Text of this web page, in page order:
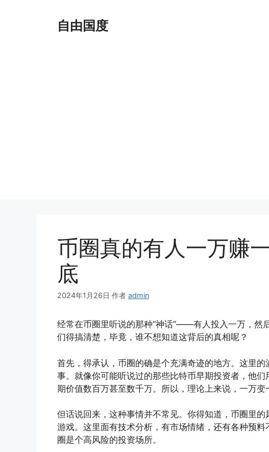
自由国度
币圈真的有人一万赚
底
2024年1月26日 作者 admin
经常在币圈里听说的那种“神话”——有人投入一万，然
们得搞清楚，毕竟，谁不想知道这背后的真相呢？
首先，得承认，币圈的确是个充满奇迹的地方。这里
事。就像你可能听说过的那些比特币早期投资者，他
期价值数百万甚至数千万。所以，理论上来说，一万变
但话说回来，这种事情并不常见。你得知道，币圈里
游戏。这里面有技术分析，有市场情绪，还有各种预
圈是个高风险的投资场所。